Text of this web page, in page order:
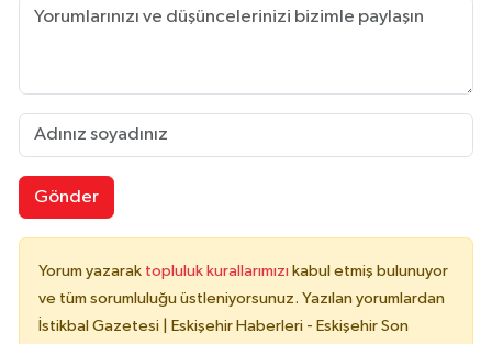
Gönder
Yorum yazarak topluluk kurallarımızı kabul etmiş bulunuyor
ve tüm sorumluluğu üstleniyorsunuz. Yazılan yorumlardan
İstikbal Gazetesi | Eskişehir Haberleri - Eskişehir Son